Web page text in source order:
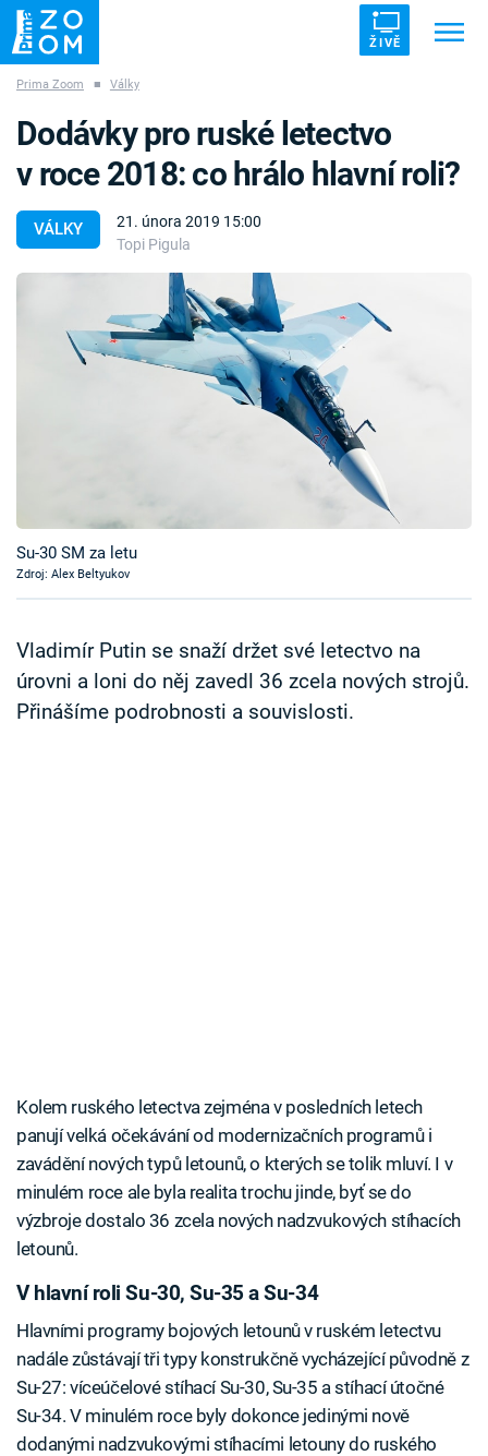
ŽIVĚ
ZÁHADY VETŘELCI DÁVNOVĚKU
Témata
Sledujte prima+
Sledujte nás
Prima Zoom ■ Války
VÁLKY
21. února 2019 15:00
Topi Pigula
Dodávky pro ruské letectvo
v roce 2018: co hrálo hlavní roli?
Su-30 SM za letu
Zdroj: Alex Beltyukov
Vladimír Putin se snaží držet své letectvo na
úrovni a loni do něj zavedl 36 zcela nových strojů.
Přinášíme podrobnosti a souvislosti.
Kolem ruského letectva zejména v posledních letech
panují velká očekávání od modernizačních programů i
zavádění nových typů letounů, o kterých se tolik mluví. I v
minulém roce ale byla realita trochu jinde, byť se do
výzbroje dostalo 36 zcela nových nadzvukových stíhacích
letounů.
V hlavní roli Su-30, Su-35 a Su-34
Hlavními programy bojových letounů v ruském letectvu
nadále zůstávají tři typy konstrukčně vycházející původně z
Su-27: víceúčelové stíhací Su-30, Su-35 a stíhací útočné
Su-34. V minulém roce byly dokonce jedinými nově
dodanými nadzvukovými stíhacími letouny do ruského